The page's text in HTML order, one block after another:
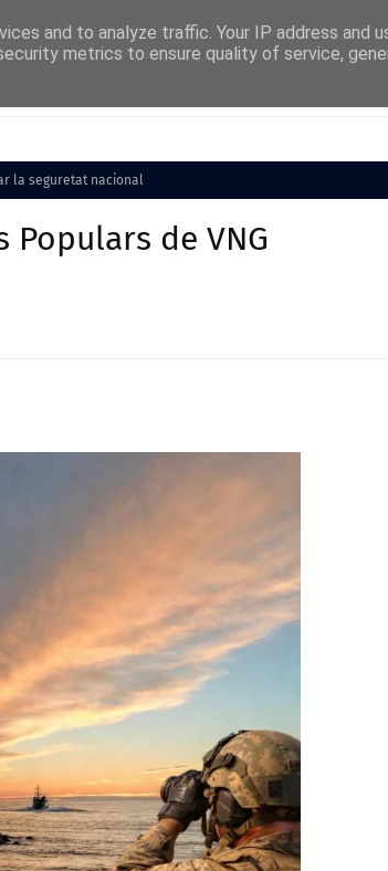
la seguretat nacional
de VNG
and to analyze traffic. Your IP address and
metrics to ensure quality of service,